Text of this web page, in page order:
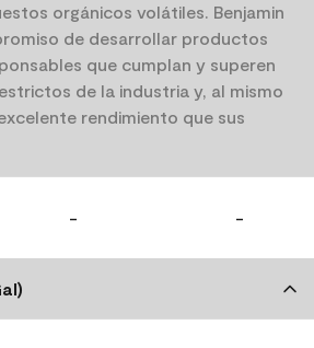
orgánicos volátiles. Benjamin
de desarrollar productos
que cumplan y superen
de la industria y, al mismo
rendimiento que sus
- -